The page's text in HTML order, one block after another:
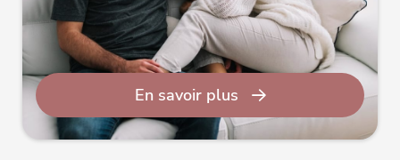
En savoir plus